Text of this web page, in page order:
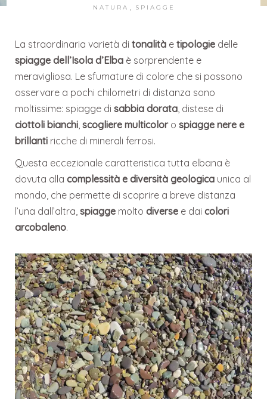
NATURA SPIAGGE
La straordinaria varietà ditonalità etipologie delle
spiagge dell’Isola d’Elba è sorprendente e
meravigliosa. Le sfumature di colore che si possono
osservare a pochi chilometri di distanza sono
moltissime: spiagge disabbia dorata, distese di
ciottoli bianchi,scogliere multicolorospiagge nere e
brillanti ricche di minerali ferrosi.
Questa eccezionale caratteristica tutta elbana è
dovuta allacomplessità e diversità geologica unica al
mondo, che permette di scoprire a breve distanza
l’una dall’altra,spiagge moltodiverse e daicolori
arcobaleno.